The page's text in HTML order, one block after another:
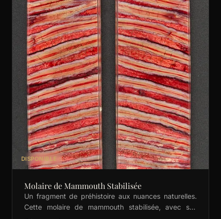
DISPONIBLE
Molaire de Mammouth Stabilisée
Un fragment de préhistoire aux nuances naturelles.
Cette molaire de mammouth stabilisée, avec ses